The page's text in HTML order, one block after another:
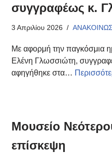
συγγραφέως κ.
3 Απριλίου 2026
Με αφορμή την παγκόσμια
Ελένη Γλωσσιώτη,
αφηγήθηκε στα…
Μουσείο
επίσκεψη